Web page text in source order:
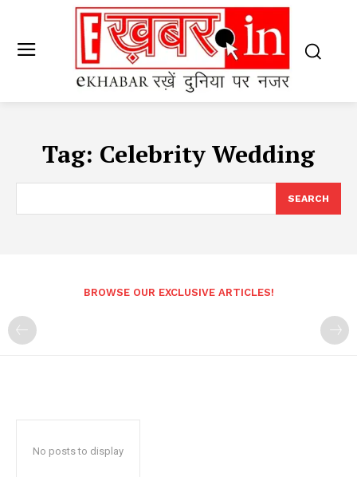
Tag: Celebrity Wedding
SEARCH
BROWSE OUR EXCLUSIVE ARTICLES!
No posts to display